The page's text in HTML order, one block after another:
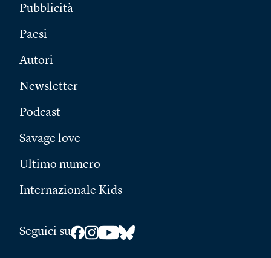
Pubblicità
Paesi
Autori
Newsletter
Podcast
Savage love
Ultimo numero
Internazionale Kids
Seguici su